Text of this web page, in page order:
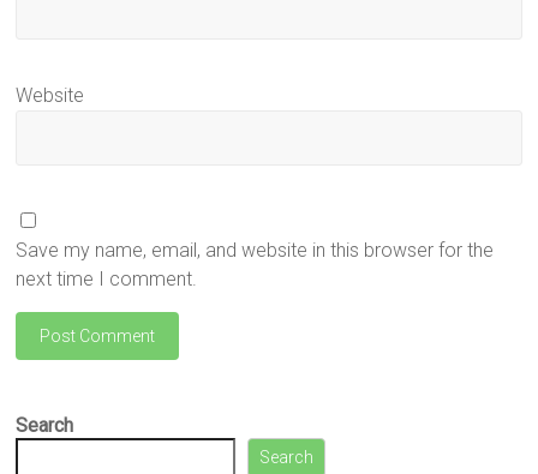
Website
Save my name, email, and website in this browser for the
next time I comment.
Search
Search